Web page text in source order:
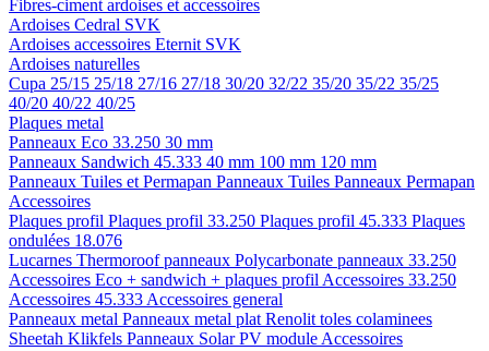
Fibres-ciment ardoises et accessoires
Ardoises Cedral SVK
Ardoises accessoires Eternit SVK
Ardoises naturelles
Cupa 25/15 25/18 27/16 27/18 30/20 32/22 35/20 35/22 35/25
40/20 40/22 40/25
Plaques metal
Panneaux Eco 33.250 30 mm
Panneaux Sandwich 45.333 40 mm 100 mm 120 mm
Panneaux Tuiles et Permapan Panneaux Tuiles Panneaux Permapan
Accessoires
Plaques profil Plaques profil 33.250 Plaques profil 45.333 Plaques
ondulées 18.076
Lucarnes Thermoroof panneaux Polycarbonate panneaux 33.250
Accessoires Eco + sandwich + plaques profil Accessoires 33.250
Accessoires 45.333 Accessoires general
Panneaux metal Panneaux metal plat Renolit toles colaminees
Sheetah Klikfels Panneaux Solar PV module Accessoires